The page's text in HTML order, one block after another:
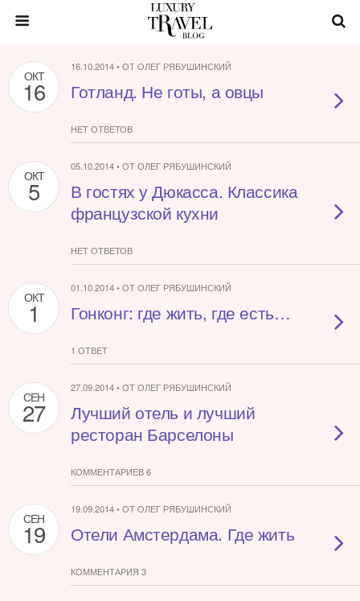
ОКТ
16
16.10.2014 • ОТ ОЛЕГ РЯБУШИНСКИЙ
Готланд. Не готы, а овцы
НЕТ ОТВЕТОВ
ОКТ
5
05.10.2014 • ОТ ОЛЕГ РЯБУШИНСКИЙ
В гостях у Дюкасса. Классика
французской кухни
НЕТ ОТВЕТОВ
ОКТ
1
01.10.2014 • ОТ ОЛЕГ РЯБУШИНСКИЙ
Гонконг: где жить, где есть…
1 ОТВЕТ
СЕН
27
27.09.2014 • ОТ ОЛЕГ РЯБУШИНСКИЙ
Лучший отель и лучший
ресторан Барселоны
КОММЕНТАРИЕВ 6
СЕН
19
19.09.2014 • ОТ ОЛЕГ РЯБУШИНСКИЙ
Отели Амстердама. Где жить
КОММЕНТАРИЯ 3